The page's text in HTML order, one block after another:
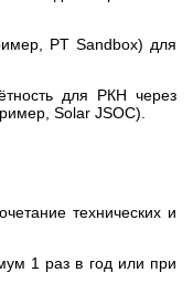
PT Sandbox) для
для РКН через
Solar JSOC).
технических и
раз в год или при